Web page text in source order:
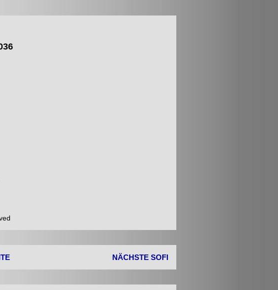
NÄCHSTE SOFI